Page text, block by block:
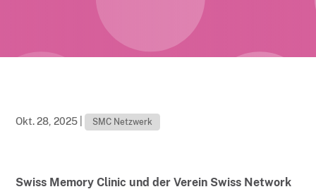
Okt. 28, 2025 SMC Netzwerk
Swiss Memory Clinic und der Verein Swiss Network